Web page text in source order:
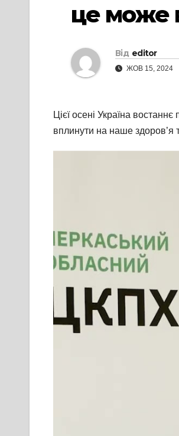
це може
Від editor
ЖОВ 15, 2024
Цієї осені Україна
вплинути на наше здоров’я